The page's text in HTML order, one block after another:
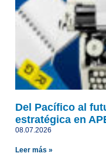
Del Pacífico al
estratégica en
08.07.2026
Leer más »